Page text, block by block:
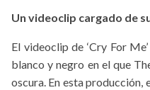
Un videoclip cargado de
El videoclip de ‘Cry For
blanco y negro en el que
oscura. En esta producción,